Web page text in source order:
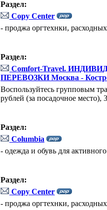
Раздел:
Copy Center
- проджа оргтехнки,
Раздел:
Comfort-Travel.
ПЕРЕВОЗКИ Москва -
Воспользуйтесь групповым
рублей (за посадочное место),
Раздел:
Columbia
- одежда и обувь для
Раздел:
Copy Center
- проджа оргтехнки,